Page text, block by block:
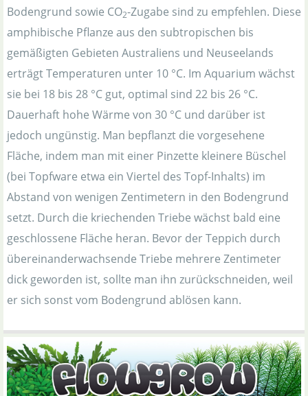
Bodengrund sowie CO2-Zugabe sind zu empfehlen. Diese
amphibische Pflanze aus den subtropischen bis
gemäßigten Gebieten Australiens und Neuseelands
erträgt Temperaturen unter 10 °C. Im Aquarium wächst
sie bei 18 bis 28 °C gut, optimal sind 22 bis 26 °C.
Dauerhaft hohe Wärme von 30 °C und darüber ist
jedoch ungünstig. Man bepflanzt die vorgesehene
Fläche, indem man mit einer Pinzette kleinere Büschel
(bei Topfware etwa ein Viertel des Topf-Inhalts) im
Abstand von wenigen Zentimetern in den Bodengrund
setzt. Durch die kriechenden Triebe wächst bald eine
geschlossene Fläche heran. Bevor der Teppich durch
übereinanderwachsende Triebe mehrere Zentimeter
dick geworden ist, sollte man ihn zurückschneiden, weil
er sich sonst vom Bodengrund ablösen kann.